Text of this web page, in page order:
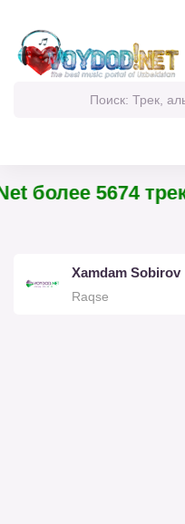
более 5674
Xamdam Sobirov
Raqse